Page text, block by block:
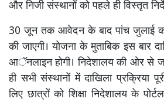
और निजी संस्थानों को पहले ही विस्तृत
30 जून तक आवेदन के बाद पांच जुलाई को
की जाएगी। योजना के मुताबिक इस बार
आॅनलाइन होगी। निदेशालय की ओर से
ही सभी संस्थानों में दाखिला प्रक्रिया
लिए छात्रों को शिक्षा निदेशालय के